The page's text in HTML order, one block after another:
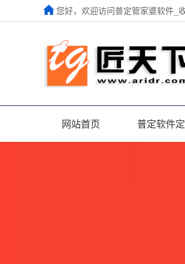
您好，欢迎访问普定管家婆软件_
网站首页 普定软件